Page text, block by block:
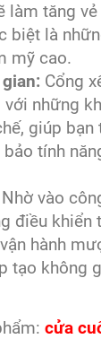
làm tăng
biệt là
mỹ cao.
Cổng
những
giúp
tính
Nhờ vào
điều khiển
hành
tạo không
cửa